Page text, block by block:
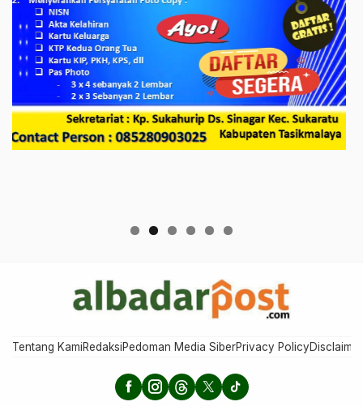
Tentang KamiRedaksiPedoman Media SiberPrivacy PolicyDisclaimer